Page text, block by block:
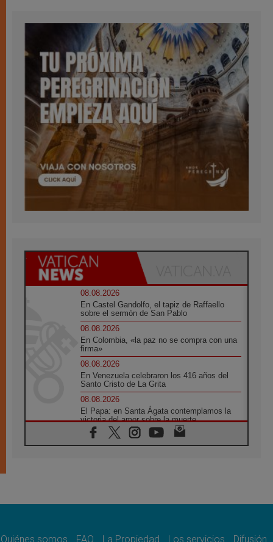
08.08.2026
En Castel Gandolfo, el tapiz de Raffaello
sobre el sermón de San Pablo
08.08.2026
En Colombia, «la paz no se compra con una
firma»
08.08.2026
En Venezuela celebraron los 416 años del
Santo Cristo de La Grita
08.08.2026
El Papa: en Santa Ágata contemplamos la
victoria del amor sobre la muerte
08.08.2026
León XIV visitará el Santuario de la Madre
07.08.2026
Quiénes somos FAQ La Propiedad Los servicios Difusión